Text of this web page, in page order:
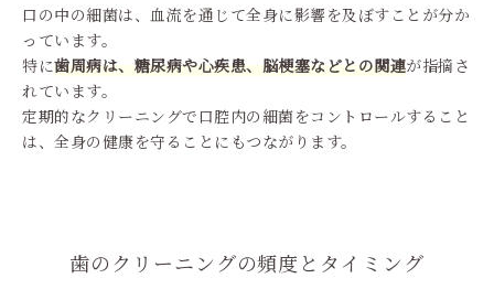
口の中の細菌は、血流を通じて全身に影響を及ぼすことが分か
っています。
特に歯周病は、糖尿病や心疾患、脳梗塞などとの関連が指摘さ
れています。
定期的なクリーニングで口腔内の細菌をコントロールすること
は、全身の健康を守ることにもつながります。
歯のクリーニングの頻度とタイミング